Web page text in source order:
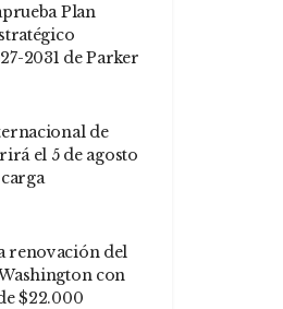
Plan
2031 de Parker
de
el 5 de agosto
renovación del
con
$22.000